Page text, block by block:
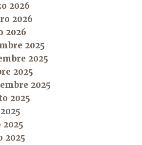
2026
2026
2026
2025
2025
2025
2025
2025
2025